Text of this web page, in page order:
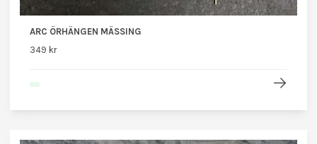
ARC ÖRHÄNGEN MÄSSING
349 kr